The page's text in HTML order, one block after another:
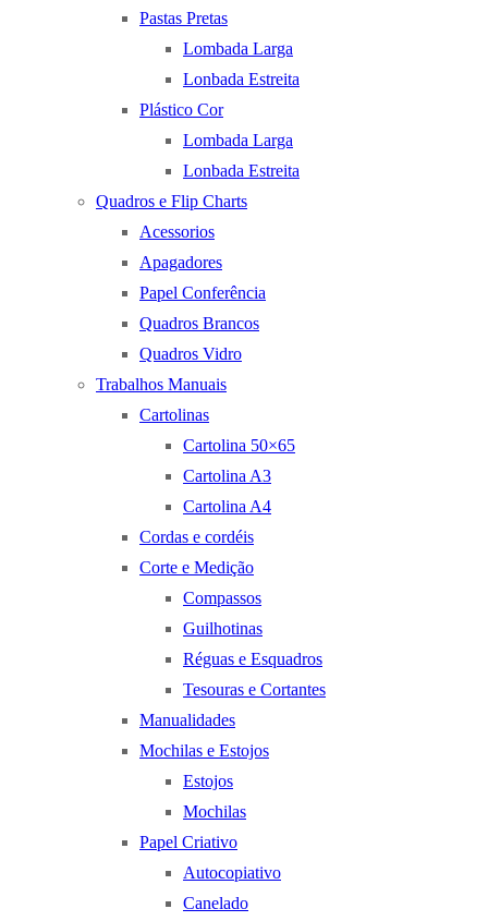
Pastas Pretas
Lombada Larga
Lonbada Estreita
Plástico Cor
Lombada Larga
Lonbada Estreita
Quadros e Flip Charts
Acessorios
Apagadores
Papel Conferência
Quadros Brancos
Quadros Vidro
Trabalhos Manuais
Cartolinas
Cartolina 50×65
Cartolina A3
Cartolina A4
Cordas e cordéis
Corte e Medição
Compassos
Guilhotinas
Réguas e Esquadros
Tesouras e Cortantes
Manualidades
Mochilas e Estojos
Estojos
Mochilas
Papel Criativo
Autocopiativo
Canelado